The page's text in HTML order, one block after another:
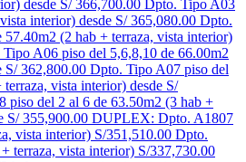
desde S/ 366,700.00 Dpto. Tipo A03
interior) desde S/ 365,080.00 Dpto.
(2 hab + terraza, vista interior)
A06 piso del 5,6,8,10 de 66.00m2
S/ 362,800.00 Dpto. Tipo A07 piso del
vista interior) desde S/
piso del 2 al 6 de 63.50m2 (3 hab +
S/ 355,900.00 DUPLEX: Dpto. A1807
vista interior) S/351,510.00 Dpto.
terraza, vista interior) S/337,730.00